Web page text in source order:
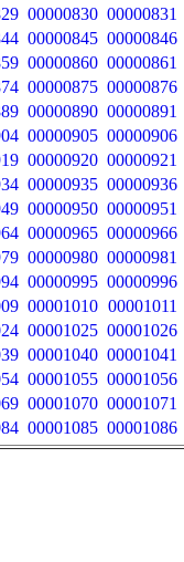
00000830 00000831
00000845 00000846
00000860 00000861
00000875 00000876
00000890 00000891
00000905 00000906
00000920 00000921
00000935 00000936
00000950 00000951
00000965 00000966
00000980 00000981
00000995 00000996
00001010 00001011
00001025 00001026
00001040 00001041
00001055 00001056
00001070 00001071
00001085 00001086